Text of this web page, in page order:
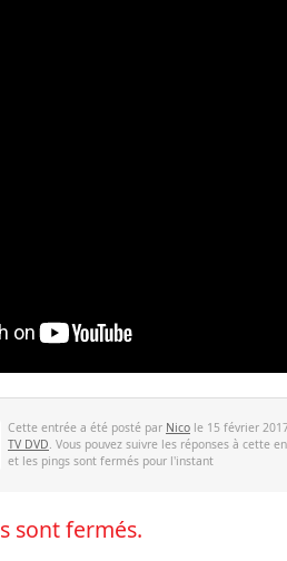
Cette entrée a été posté par Nico le 15 février
TV DVD . Vous pouvez suivre les réponses à cette
et les pings sont fermés pour l'instant
sont fermés.